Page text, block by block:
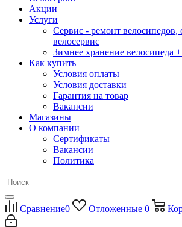
Акции
Услуги
Сервис - ремонт велосипедов,
велосервис
Зимнее хранение велосипеда
Как купить
Условия оплаты
Условия доставки
Гарантия на товар
Вакансии
Магазины
О компании
Сертификаты
Вакансии
Политика
Сравнение0 Отложенные 0